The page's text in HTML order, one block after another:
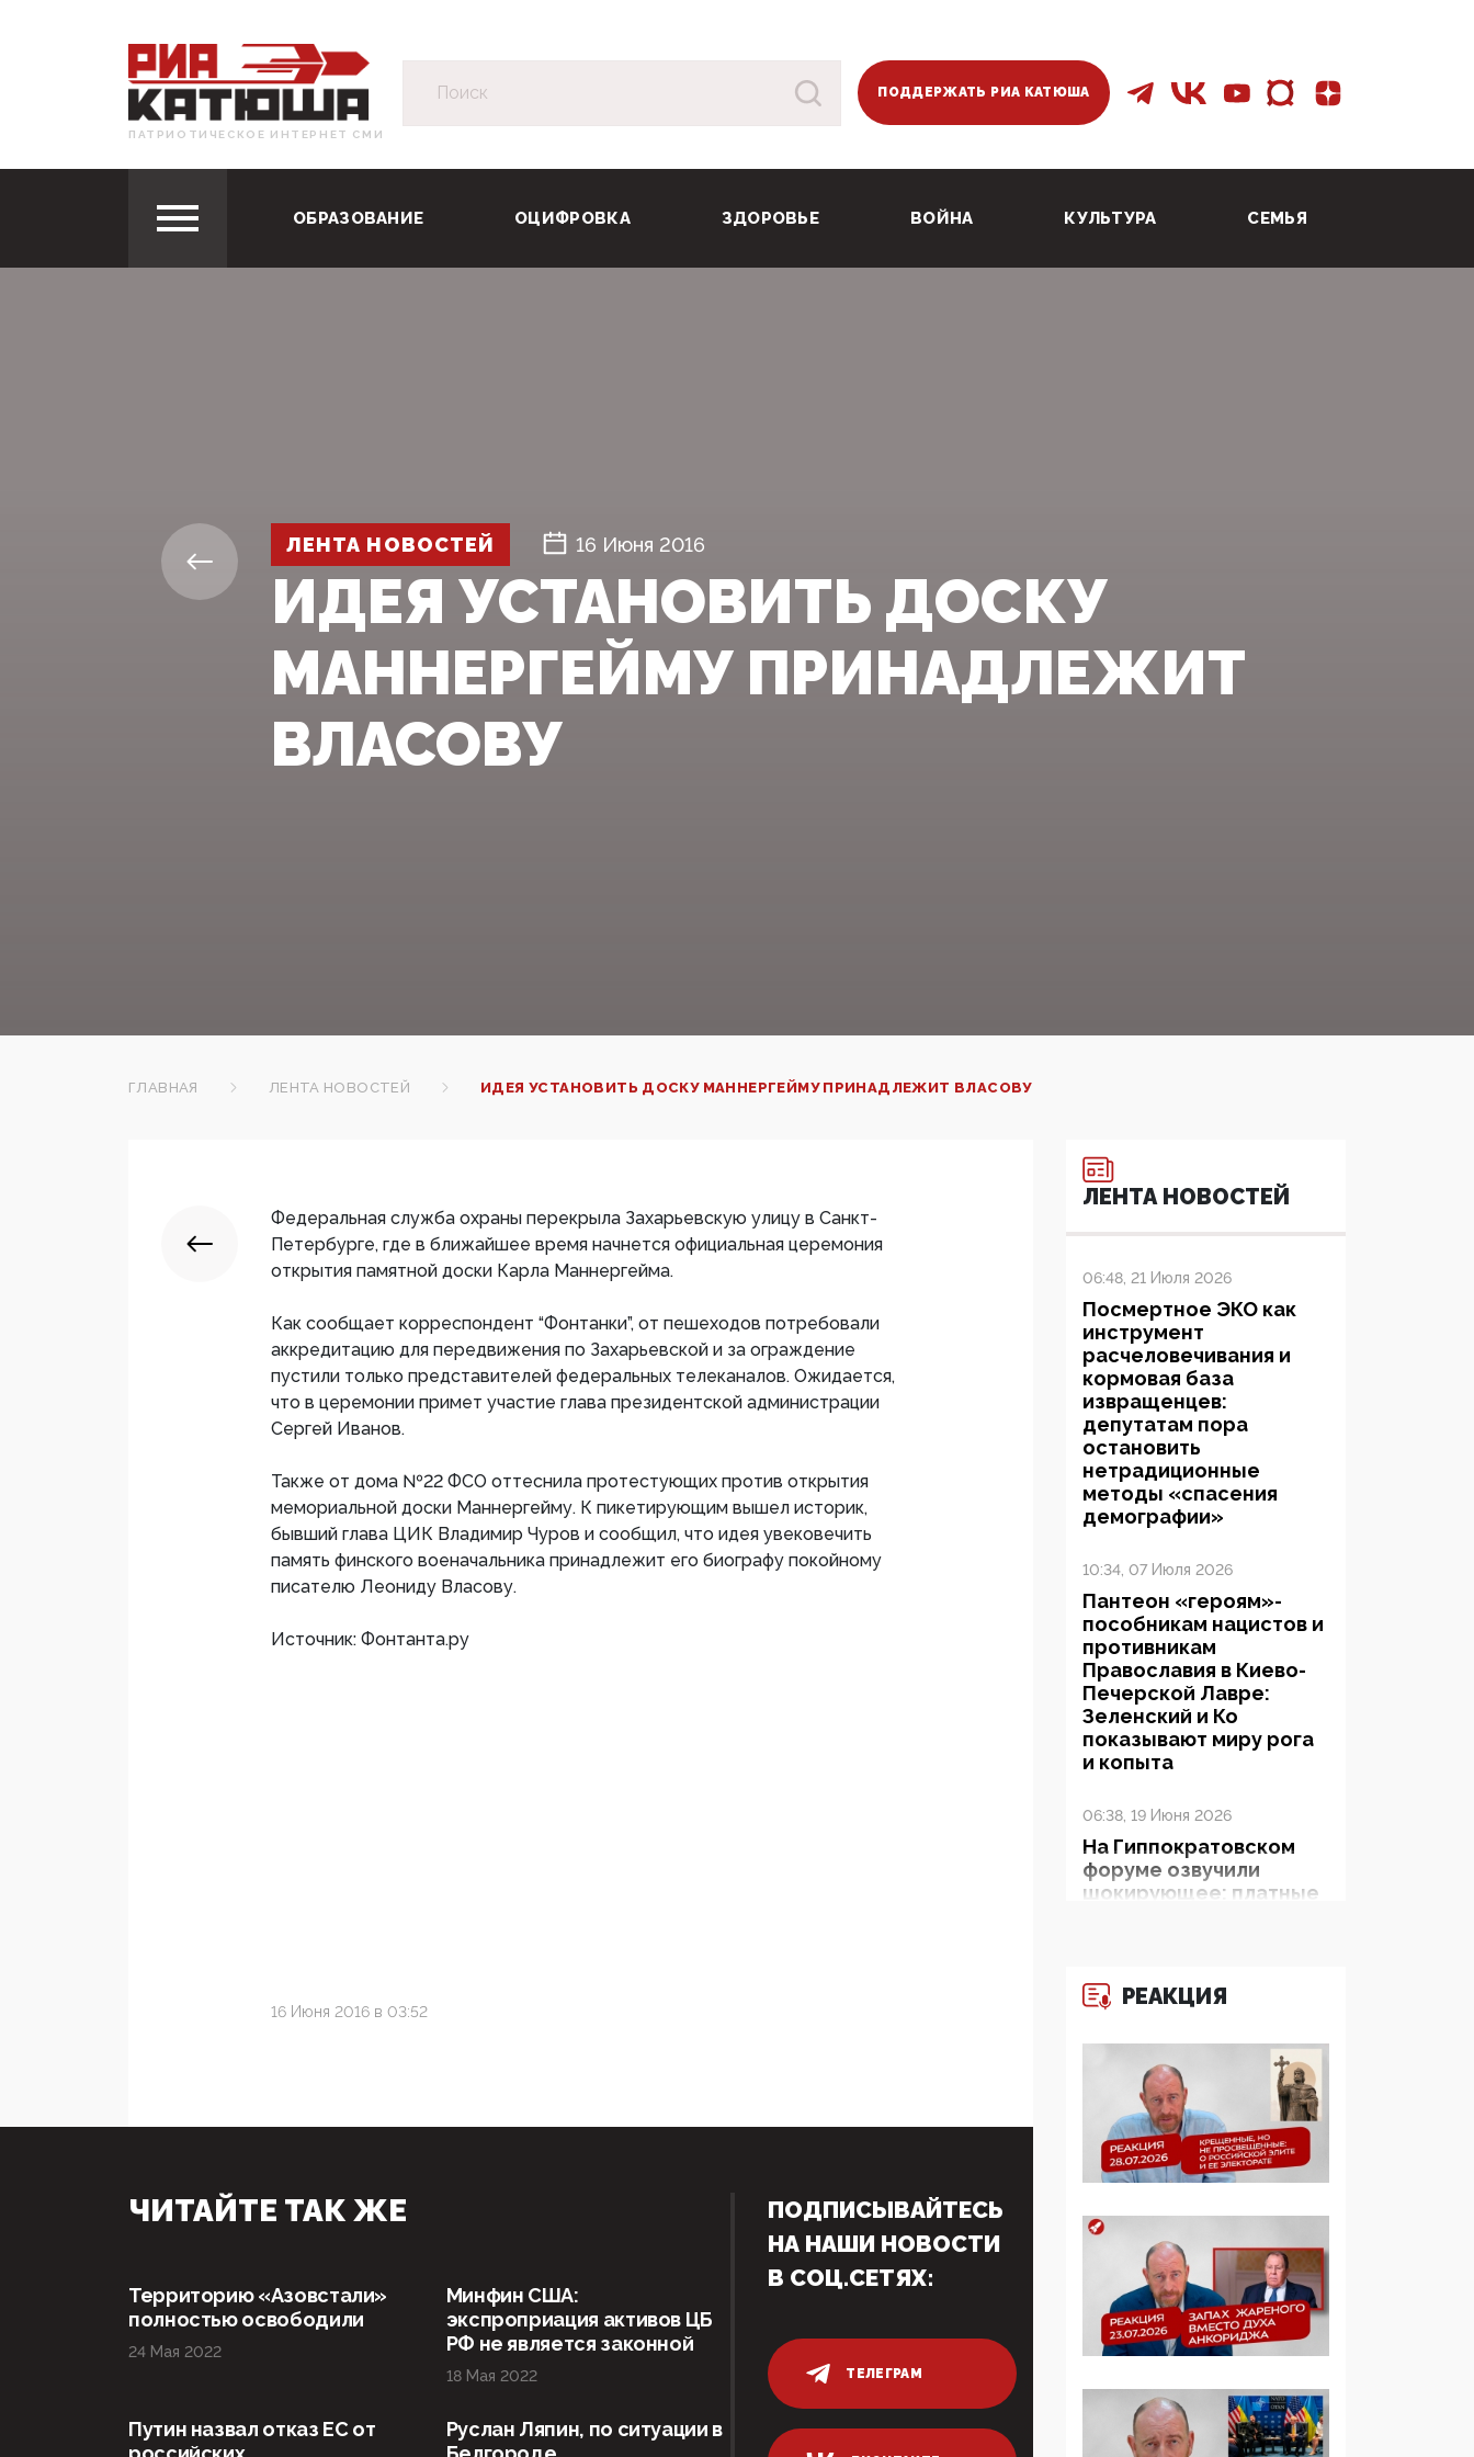
ПАТРИОТИЧЕСКОЕ ИНТЕРНЕТ СМИ
ПОДДЕРЖАТЬ РИА КАТЮША
ОБРАЗОВАНИЕ ОЦИФРОВКА ЗДОРОВЬЕ ВОЙНА КУЛЬТУРА СЕМЬЯ
ЛЕНТА НОВОСТЕЙ 16 Июня 2016
ИДЕЯ УСТАНОВИТЬ ДОСКУ
МАННЕРГЕЙМУ ПРИНАДЛЕЖИТ
ВЛАСОВУ
ГЛАВНАЯ ЛЕНТА НОВОСТЕЙ ИДЕЯ УСТАНОВИТЬ ДОСКУ МАННЕРГЕЙМУ ПРИНАДЛЕЖИТ ВЛАСОВУ
Федеральная служба охраны перекрыла Захарьевскую улицу в Санкт-
Петербурге, где в ближайшее время начнется официальная церемония
открытия памятной доски Карла Маннергейма.
Как сообщает корреспондент “Фонтанки”, от пешеходов потребовали
аккредитацию для передвижения по Захарьевской и за ограждение
пустили только представителей федеральных телеканалов. Ожидается,
что в церемонии примет участие глава президентской администрации
Сергей Иванов.
Также от дома №22 ФСО оттеснила протестующих против открытия
мемориальной доски Маннергейму. К пикетирующим вышел историк,
бывший глава ЦИК Владимир Чуров и сообщил, что идея увековечить
память финского военачальника принадлежит его биографу покойному
писателю Леониду Власову.
Источник: Фонтанта.ру
16 Июня 2016 в 03:52
ЛЕНТА НОВОСТЕЙ
06:48, 21 Июля 2026
Посмертное ЭКО как
инструмент
расчеловечивания и
кормовая база
извращенцев:
депутатам пора
остановить
нетрадиционные
методы «спасения
демографии»
10:34, 07 Июля 2026
Пантеон «героям»-
пособникам нацистов и
противникам
Православия в Киево-
Печерской Лавре:
Зеленский и Ко
показывают миру рога
и копыта
06:38, 19 Июня 2026
На Гиппократовском
форуме озвучили
шокирующее: платные
многодетные семьи
Разбор учебника
Обществознания под
редакцией Медведева:
суверенитет,
традиционные
ценности и немного
11:53, 09 Июня 2026
Прокуратура наконец
увидела
экстремистскую
деятельность ИИТО
ЮНЕСКО в России, но
цифроглобалисты
продолжают
РЕАКЦИЯ
ЧИТАЙТЕ ТАК ЖЕ
Территорию «Азовстали»
полностью освободили
24 Мая 2022
Минфин США:
экспроприация активов ЦБ
РФ не является законной
18 Мая 2022
Путин назвал отказ ЕС от
Руслан Ляпин, по ситуации в
ПОДПИСЫВАЙТЕСЬ
НА НАШИ НОВОСТИ
В СОЦ.СЕТЯХ:
ТЕЛЕГРАМ